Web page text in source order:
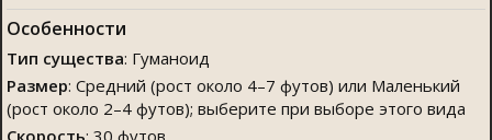
Особенности
Тип существа: Гуманоид
Размер: Средний (рост около 4–7 футов) или Маленький
(рост около 2–4 футов); выберите при выборе этого вида
Скорость: 30 футов